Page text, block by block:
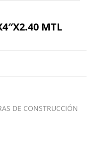
MTL
DE CONSTRUCCIÓN